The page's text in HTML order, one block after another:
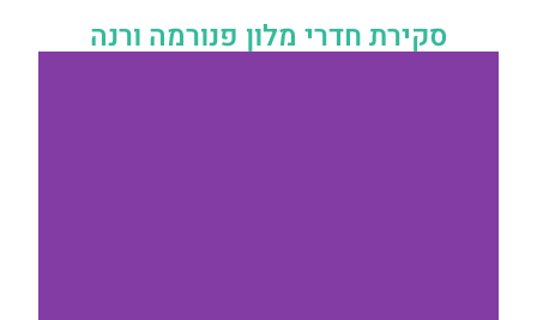
סקירת חדרי מלון פנורמה ורנה